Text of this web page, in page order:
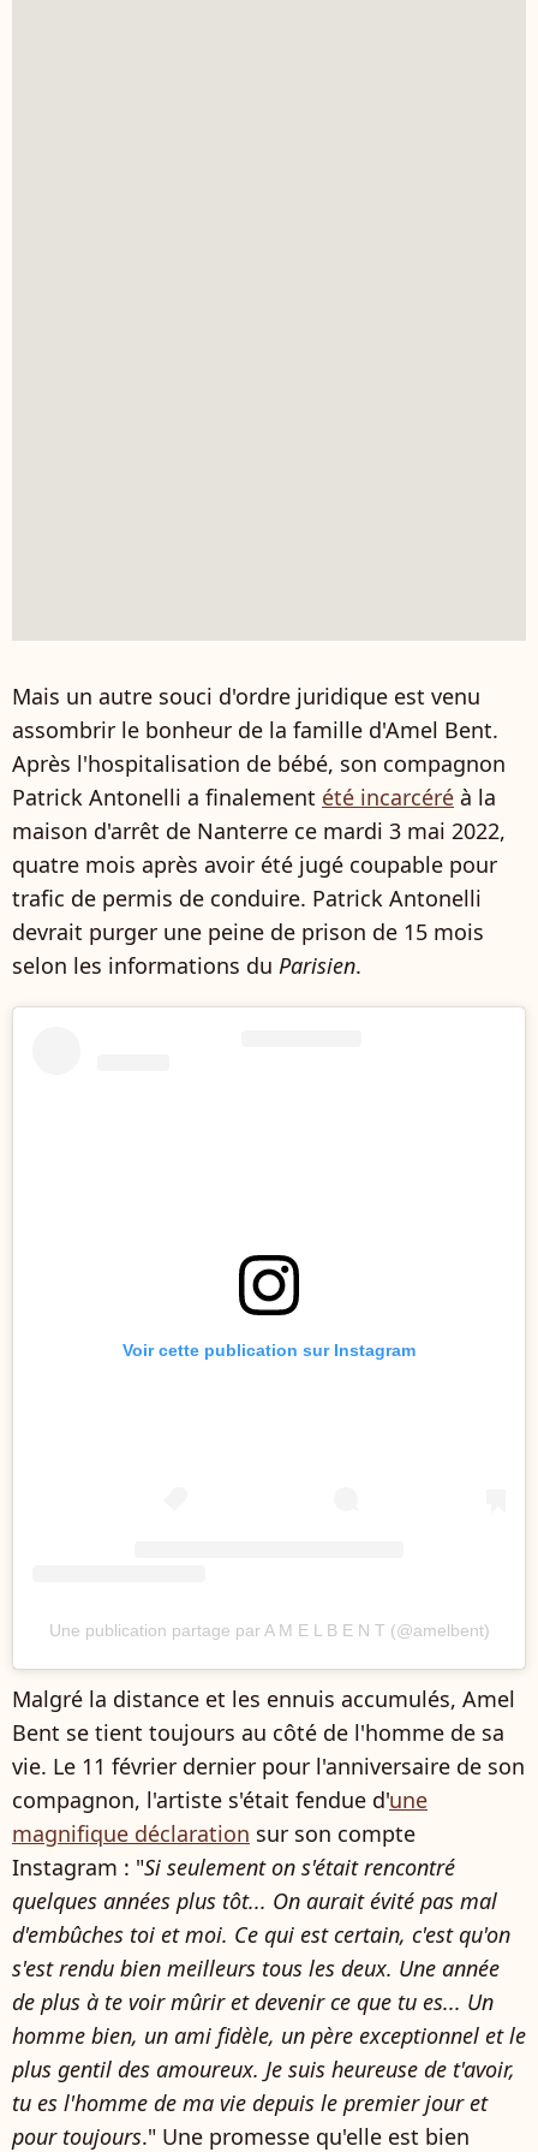
Mais un autre souci d'ordre juridique est venu
assombrir le bonheur de la famille d'Amel Bent.
Après l'hospitalisation de bébé, son compagnon
Patrick Antonelli a finalement été incarcéré à la
maison d'arrêt de Nanterre ce mardi 3 mai 2022,
quatre mois après avoir été jugé coupable pour
trafic de permis de conduire. Patrick Antonelli
devrait purger une peine de prison de 15 mois
selon les informations du Parisien.
Voir cette publication sur Instagram
Une publication partage par A M E L B E N T (@amelbent)
Malgré la distance et les ennuis accumulés, Amel
Bent se tient toujours au côté de l'homme de sa
vie. Le 11 février dernier pour l'anniversaire de son
compagnon, l'artiste s'était fendue d'une
magnifique déclaration sur son compte
Instagram : "Si seulement on s'était rencontré
quelques années plus tôt... On aurait évité pas mal
d'embûches toi et moi. Ce qui est certain, c'est qu'on
s'est rendu bien meilleurs tous les deux. Une année
de plus à te voir mûrir et devenir ce que tu es... Un
homme bien, un ami fidèle, un père exceptionnel et le
plus gentil des amoureux. Je suis heureuse de t'avoir,
tu es l'homme de ma vie depuis le premier jour et
pour toujours." Une promesse qu'elle est bien